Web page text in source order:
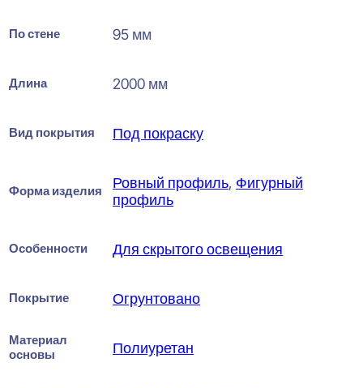
По стене 95 мм
Длина 2000 мм
Вид покрытия Под покраску
Форма изделия Ровный профиль, Фигурный
профиль
Особенности Для скрытого освещения
Покрытие Огрунтовано
Материал
основы
Полиуретан